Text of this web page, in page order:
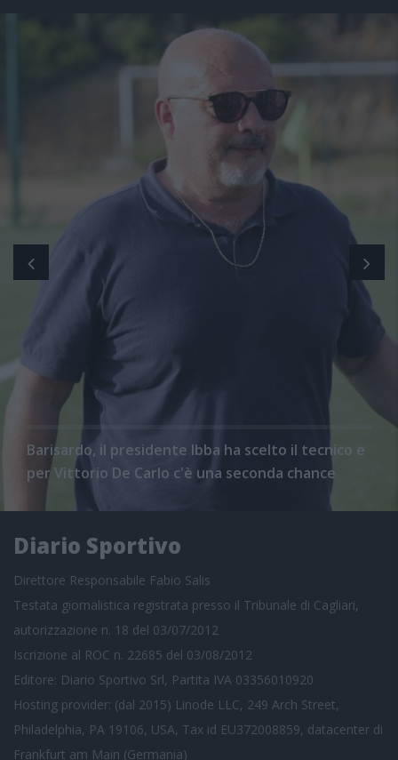
Barisardo, il presidente Ibba ha scelto il tecnico e
per Vittorio De Carlo c'è una seconda chance
Diario Sportivo
Direttore Responsabile Fabio Salis
Testata giornalistica registrata presso il Tribunale di Cagliari,
autorizzazione n. 18 del 03/07/2012
Iscrizione al ROC n. 22685 del 03/08/2012
Editore: Diario Sportivo Srl, Partita IVA 03356010920
Hosting provider: (dal 2015) Linode LLC, 249 Arch Street,
Philadelphia, PA 19106, USA, Tax id EU372008859, datacenter di
Frankfurt am Main (Germania)